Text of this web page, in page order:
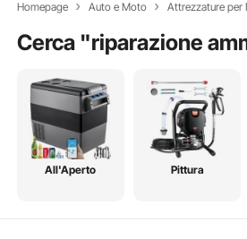
Homepage Auto e Moto Attrezzature per
Cerca "
All'Aperto Pittura